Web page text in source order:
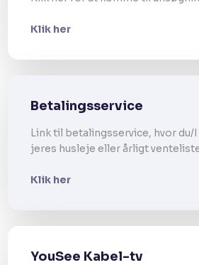
Klik her
Betalingsservice
Link til betalingsservice, hvor du/
jeres husleje eller årligt
Klik her
YouSee Kabel-tv